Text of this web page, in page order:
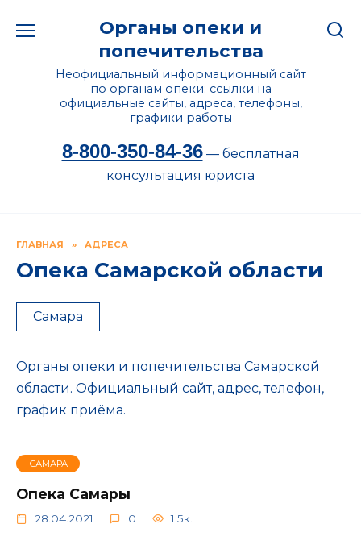
Органы опеки и
попечительства
Неофициальный информационный сайт
по органам опеки: ссылки на
официальные сайты, адреса, телефоны,
графики работы
8-800-350-84-36— бесплатная
консультация юриста
ГЛАВНАЯ » АДРЕСА
Опека Самарской области
Самара
Органы опеки и попечительства Самарской
области. Официальный сайт, адрес, телефон,
график приёма.
САМАРА
Опека Самары
28.04.2021 0 1.5к.